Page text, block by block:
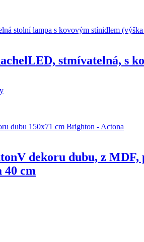
LED, stmívatelná, s
V dekoru dubu, z
40 cm